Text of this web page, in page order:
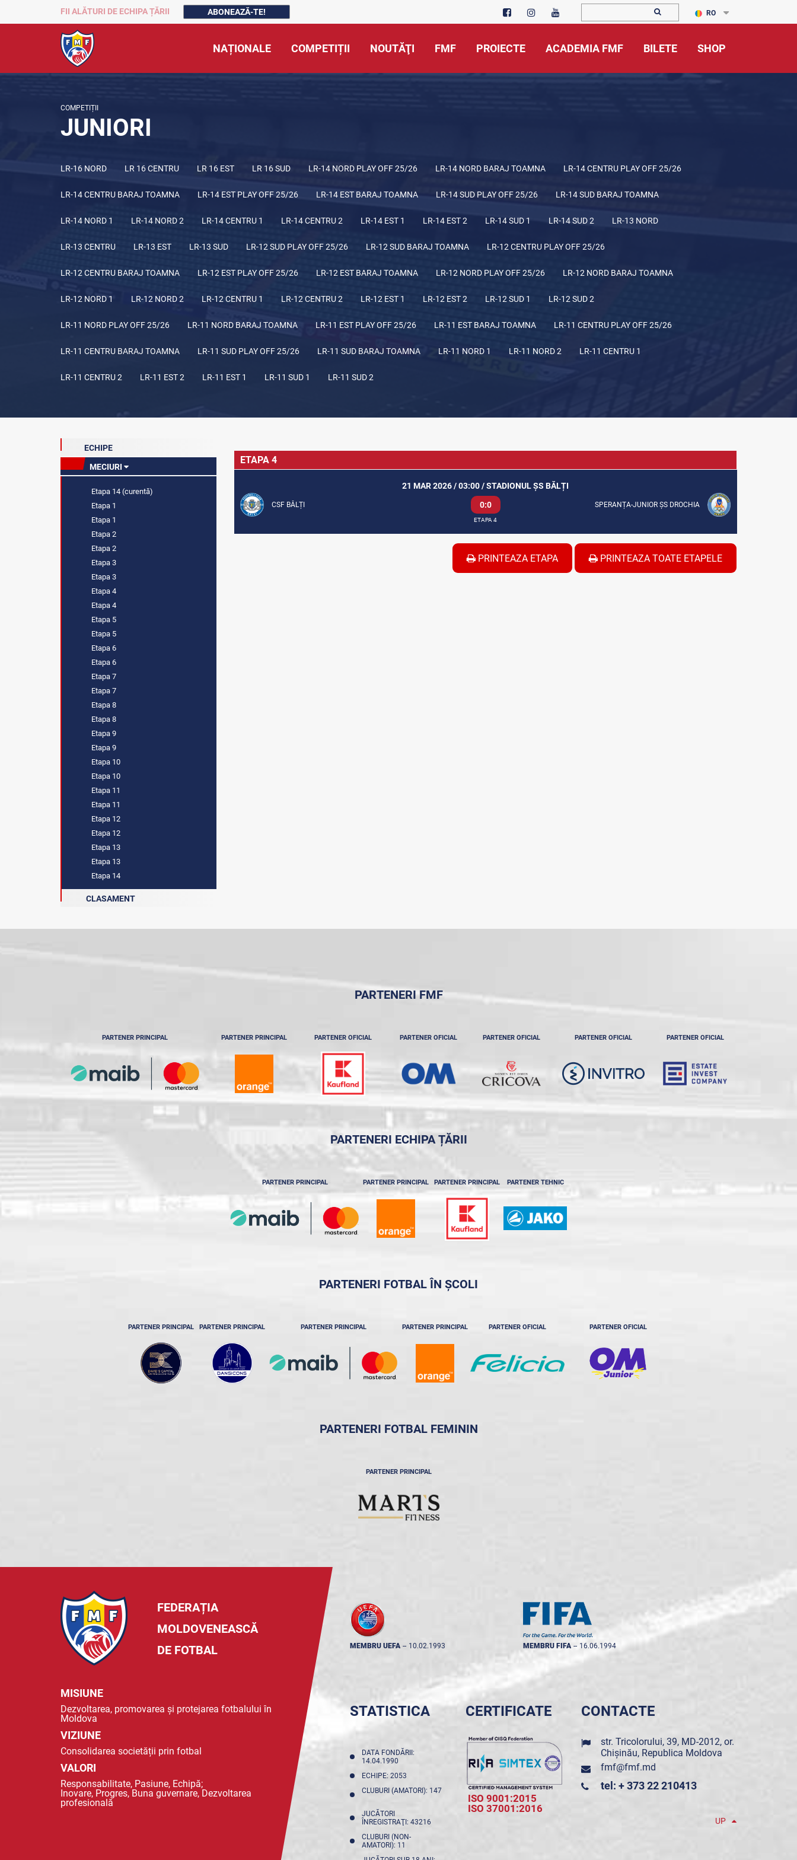
FII ALĂTURI DE ECHIPA ȚĂRII ABONEAZĂ-TE! RO
NAȚIONALE COMPETIȚII NOUTĂŢI FMF PROIECTE ACADEMIA FMF BILETE SHOP
COMPETIȚII
JUNIORI
LR-16 NORD LR 16 CENTRU LR 16 EST LR 16 SUD LR-14 NORD PLAY OFF 25/26 LR-14 NORD BARAJ TOAMNA LR-14 CENTRU PLAY OFF 25/26
LR-14 CENTRU BARAJ TOAMNA LR-14 EST PLAY OFF 25/26 LR-14 EST BARAJ TOAMNA LR-14 SUD PLAY OFF 25/26 LR-14 SUD BARAJ TOAMNA
LR-14 NORD 1 LR-14 NORD 2 LR-14 CENTRU 1 LR-14 CENTRU 2 LR-14 EST 1 LR-14 EST 2 LR-14 SUD 1 LR-14 SUD 2 LR-13 NORD
LR-13 CENTRU LR-13 EST LR-13 SUD LR-12 SUD PLAY OFF 25/26 LR-12 SUD BARAJ TOAMNA LR-12 CENTRU PLAY OFF 25/26
LR-12 CENTRU BARAJ TOAMNA LR-12 EST PLAY OFF 25/26 LR-12 EST BARAJ TOAMNA LR-12 NORD PLAY OFF 25/26 LR-12 NORD BARAJ TOAMNA
LR-12 NORD 1 LR-12 NORD 2 LR-12 CENTRU 1 LR-12 CENTRU 2 LR-12 EST 1 LR-12 EST 2 LR-12 SUD 1 LR-12 SUD 2
LR-11 NORD PLAY OFF 25/26 LR-11 NORD BARAJ TOAMNA LR-11 EST PLAY OFF 25/26 LR-11 EST BARAJ TOAMNA LR-11 CENTRU PLAY OFF 25/26
LR-11 CENTRU BARAJ TOAMNA LR-11 SUD PLAY OFF 25/26 LR-11 SUD BARAJ TOAMNA LR-11 NORD 1 LR-11 NORD 2 LR-11 CENTRU 1
LR-11 CENTRU 2 LR-11 EST 2 LR-11 EST 1 LR-11 SUD 1 LR-11 SUD 2
ECHIPE
MECIURI
Etapa 14 (curentă)
Etapa 1
Etapa 1
Etapa 2
Etapa 2
Etapa 3
Etapa 3
Etapa 4
Etapa 4
Etapa 5
Etapa 5
Etapa 6
Etapa 6
Etapa 7
Etapa 7
Etapa 8
Etapa 8
Etapa 9
Etapa 9
Etapa 10
Etapa 10
Etapa 11
Etapa 11
Etapa 12
Etapa 12
Etapa 13
Etapa 13
Etapa 14
CLASAMENT
ETAPA 4
21 MAR 2026 / 03:00 / STADIONUL ȘS BĂLȚI
CSF BĂLȚI 0:0 SPERANȚA-JUNIOR ȘS DROCHIA
ETAPA 4
PRINTEAZA ETAPA PRINTEAZA TOATE ETAPELE
PARTENERI FMF
PARTENER PRINCIPAL PARTENER PRINCIPAL PARTENER OFICIAL PARTENER OFICIAL PARTENER OFICIAL PARTENER OFICIAL PARTENER OFICIAL
PARTENERI ECHIPA ȚĂRII
PARTENER PRINCIPAL PARTENER PRINCIPAL PARTENER PRINCIPAL PARTENER TEHNIC
PARTENERI FOTBAL ÎN ȘCOLI
PARTENER PRINCIPAL PARTENER PRINCIPAL PARTENER PRINCIPAL PARTENER PRINCIPAL PARTENER OFICIAL PARTENER OFICIAL
PARTENERI FOTBAL FEMININ
PARTENER PRINCIPAL
FEDERAȚIA
MOLDOVENEASCĂ
DE FOTBAL
MISIUNE
Dezvoltarea, promovarea și protejarea fotbalului în
Moldova
VIZIUNE
Consolidarea societății prin fotbal
VALORI
Responsabilitate, Pasiune, Echipă;
Inovare, Progres, Buna guvernare, Dezvoltarea
profesională
MEMBRU UEFA -- 10.02.1993 MEMBRU FIFA -- 16.06.1994
STATISTICA
DATA FONDĂRII:
14.04.1990
ECHIPE: 2053
CLUBURI (AMATORI): 147
JUCĂTORI
ÎNREGISTRAŢI: 43216
CLUBURI (NON-
AMATORI): 11
CERTIFICATE
ISO 9001:2015
ISO 37001:2016
CONTACTE
str. Tricolorului, 39, MD-2012, or.
Chișinău, Republica Moldova
fmf@fmf.md
tel: + 373 22 210413
UP